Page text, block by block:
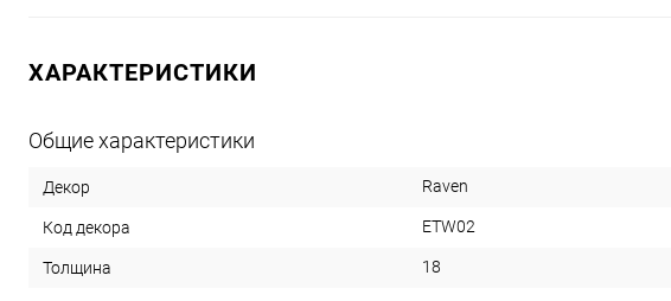
ХАРАКТЕРИСТИКИ
Общие характеристики
Декор Raven
Код декора ETW02
Толщина 18